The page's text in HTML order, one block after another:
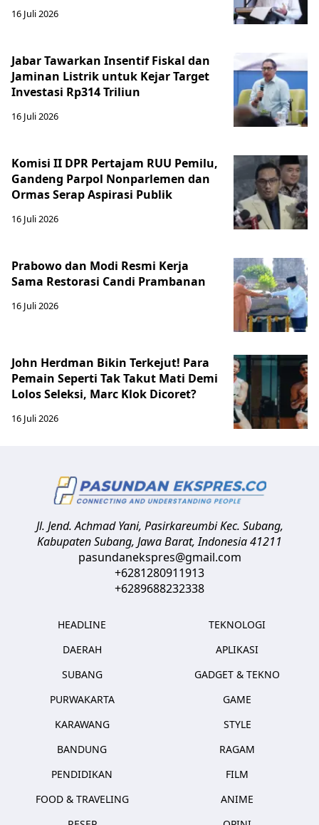
16 Juli 2026
Jabar Tawarkan Insentif Fiskal dan
Jaminan Listrik untuk Kejar Target
Investasi Rp314 Triliun
16 Juli 2026
Komisi II DPR Pertajam RUU Pemilu,
Gandeng Parpol Nonparlemen dan
Ormas Serap Aspirasi Publik
16 Juli 2026
Prabowo dan Modi Resmi Kerja
Sama Restorasi Candi Prambanan
16 Juli 2026
John Herdman Bikin Terkejut! Para
Pemain Seperti Tak Takut Mati Demi
Lolos Seleksi, Marc Klok Dicoret?
16 Juli 2026
Jl. Jend. Achmad Yani, Pasirkareumbi Kec. Subang,
Kabupaten Subang, Jawa Barat,Indonesia41211
pasundanekspres@gmail.com
+6281280911913
+6289688232338
HEADLINE
DAERAH
SUBANG
PURWAKARTA
KARAWANG
BANDUNG
PENDIDIKAN
FOOD & TRAVELING
TEKNOLOGI
APLIKASI
GADGET & TEKNO
GAME
STYLE
RAGAM
FILM
ANIME